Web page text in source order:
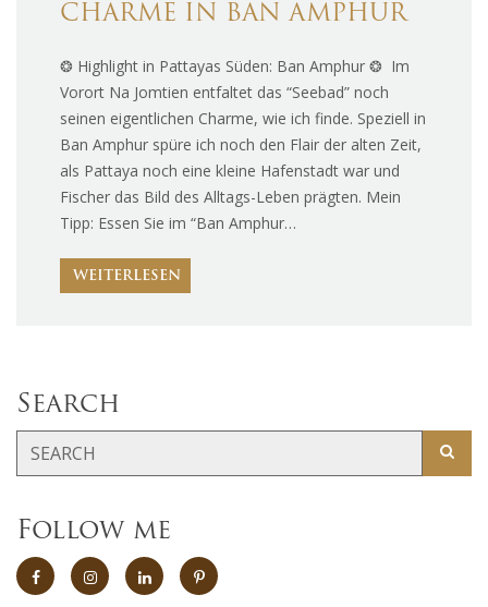
CHARME IN BAN AMPHUR
❂ Highlight in Pattayas Süden: Ban Amphur ❂ Im
Vorort Na Jomtien entfaltet das “Seebad” noch
seinen eigentlichen Charme, wie ich finde. Speziell in
Ban Amphur spüre ich noch den Flair der alten Zeit,
als Pattaya noch eine kleine Hafenstadt war und
Fischer das Bild des Alltags-Leben prägten. Mein
Tipp: Essen Sie im “Ban Amphur…
WEITERLESEN
Search
Follow me